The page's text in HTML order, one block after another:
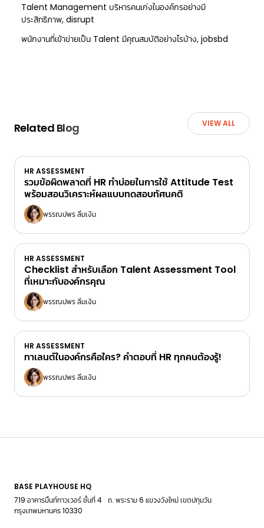
Talent Management บริหารคนเก่งในองค์กรอย่างมี
ประสิทธิภาพ, disrupt
พนักงานที่เข้าข่ายเป็น Talent มีคุณสมบัติอย่างไรบ้าง, jobsbd
Related Blog VIEW ALL
HR ASSESSMENT
รวมข้อผิดพลาดที่ HR ทำบ่อยในการใช้ Attitude Test
พร้อมสอนวิเคราะห์ผลแบบทดสอบทัศนคติ
พรรณปพร ลิ่มเงิน
HR ASSESSMENT
Checklist สำหรับเลือก Talent Assessment Tool
ที่เหมาะกับองค์กรคุณ
พรรณปพร ลิ่มเงิน
HR ASSESSMENT
ทาเลนต์ในองค์กรคือใคร? คำตอบที่ HR ทุกคนต้องรู้!
พรรณปพร ลิ่มเงิน
BASE PLAYHOUSE HQ
719 อาคารมิ้นท์ทาวเวอร์ ชั้นที่ 4 ถ. พระราม 6 แขวงวังใหม่ เขตปทุมวัน
กรุงเทพมหานคร 10330